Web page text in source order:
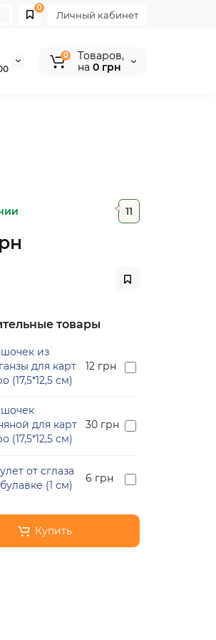
Личный кабинет
0
0
Tоваров,
на 0 грн
11
товары
из
для карт
(17,5*12,5 см)
12 грн
для карт
(17,5*12,5 см)
30 грн
от сглаза
(1 см)
6 грн
Купить